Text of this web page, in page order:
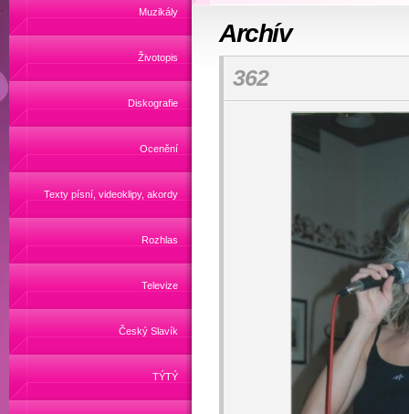
Muzikály
Životopis
Diskografie
Ocenění
Texty písní, videoklipy, akordy
Rozhlas
Televize
Český Slavík
TÝTÝ
Archív
362